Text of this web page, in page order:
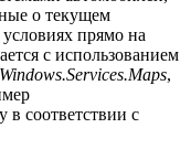
о текущем
прямо на
с использованием
Windows.Services.Maps,
в соответствии с